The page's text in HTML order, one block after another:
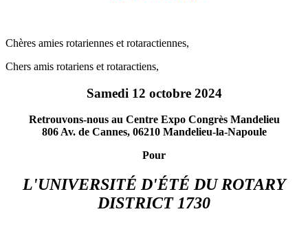
Chères amies rotariennes et rotaractiennes,
Chers amis rotariens et rotaractiens,
Samedi 12 octobre 2024
Retrouvons-nous au Centre Expo Congrès Mandelieu
806 Av. de Cannes, 06210 Mandelieu-la-Napoule
Pour
L'UNIVERSITÉ D'ÉTÉ DU ROTARY
DISTRICT 1730